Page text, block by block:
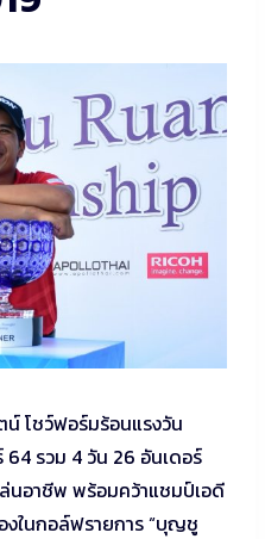
โชว์ฟอร์มร้อนแรงวัน
รวม 4 วัน 26 อันเดอร์
นอาชีพ พร้อมคว้าแชมป์เอดี
งในกอล์ฟรายการ “บุญชู